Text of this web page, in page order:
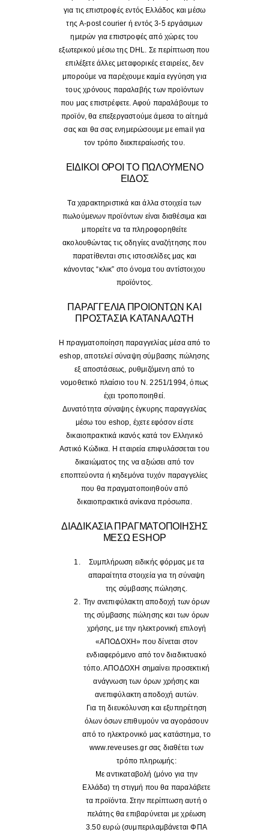
για τις επιστροφές εντός Ελλάδος και μέσω
της A-post courier ή εντός 3-5 εργάσιμων
ημερών για επιστροφές από χώρες του
εξωτερικού μέσω της DHL. Σε περίπτωση που
επιλέξετε άλλες μεταφορικές εταιρείες, δεν
μπορούμε να παρέχουμε καμία εγγύηση για
τους χρόνους παραλαβής των προϊόντων
που μας επιστρέφετε. Αφού παραλάβουμε το
προϊόν, θα επεξεργαστούμε άμεσα το αίτημά
σας και θα σας ενημερώσουμε με email για
τον τρόπο διεκπεραίωσής του.
ΕΙΔΙΚΟΙ ΟΡΟΙ ΤΟ ΠΩΛΟΥΜΕΝΟ
ΕΙΔΟΣ
Τα χαρακτηριστικά και άλλα στοιχεία των
πωλούμενων προϊόντων είναι διαθέσιμα και
μπορείτε να τα πληροφορηθείτε
ακολουθώντας τις οδηγίες αναζήτησης που
παρατίθενται στις ιστοσελίδες μας και
κάνοντας “κλικ” στο όνομα του αντίστοιχου
προϊόντος.
ΠΑΡΑΓΓΕΛΙΑ ΠΡΟΙΟΝΤΩΝ ΚΑΙ
ΠΡΟΣΤΑΣΙΑ ΚΑΤΑΝΑΛΩΤΗ
Η πραγματοποίηση παραγγελίας μέσα από το
eshop, αποτελεί σύναψη σύμβασης πώλησης
εξ αποστάσεως, ρυθμιζόμενη από το
νομοθετικό πλαίσιο του Ν. 2251/1994, όπως
έχει τροποποιηθεί.
Δυνατότητα σύναψης έγκυρης παραγγελίας
μέσω του eshop, έχετε εφόσον είστε
δικαιοπρακτικά ικανός κατά τον Ελληνικό
Αστικό Κώδικα. Η εταιρεία επιφυλάσσεται του
δικαιώματος της να αξιώσει από τον
εποπτεύοντα ή κηδεμόνα τυχόν παραγγελίες
που θα πραγματοποιηθούν από
δικαιοπρακτικά ανίκανα πρόσωπα.
ΔΙΑΔΙΚΑΣΙΑ ΠΡΑΓΜΑΤΟΠΟΙΗΣΗΣ
ΜΕΣΩ ESHOP
Συμπλήρωση ειδικής φόρμας με τα
απαραίτητα στοιχεία για τη σύναψη
της σύμβασης πώλησης.
Την ανεπιφύλακτη αποδοχή των όρων
της σύμβασης πώλησης και των όρων
χρήσης, με την ηλεκτρονική επιλογή
«ΑΠΟΔΟΧΗ» που δίνεται στον
ενδιαφερόμενο από τον διαδικτυακό
τόπο. ΑΠΟΔΟΧΗ σημαίνει προσεκτική
ανάγνωση των όρων χρήσης και
ανεπιφύλακτη αποδοχή αυτών.
Για τη διευκόλυνση και εξυπηρέτηση
όλων όσων επιθυμούν να αγοράσουν
από το ηλεκτρονικό μας κατάστημα, το
www.reveuses.gr σας διαθέτει των
τρόπο πληρωμής:
Με αντικαταβολή (μόνο για την
Ελλάδα) τη στιγμή που θα παραλάβετε
τα προϊόντα. Στην περίπτωση αυτή ο
πελάτης θα επιβαρύνεται με χρέωση
3.50 ευρώ (συμπεριλαμβάνεται ΦΠΑ